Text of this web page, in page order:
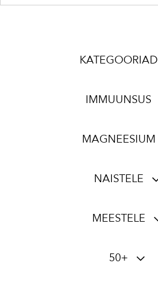
KATEGOORIAD
IMMUUNSUS
MAGNEESIUM
NAISTELE
MEESTELE
50+